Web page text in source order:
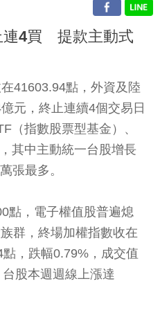
連4買 提款主動式
41603.94點，外資及陸
元，終止連續4個交易日
（指數股票型基金）、
其中主動統一台股增長
張最多。
點，電子權值股普遍熄
群，終場加權指數收在
，跌幅0.79%，成交值
股本週週線上漲達